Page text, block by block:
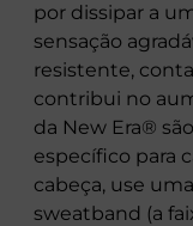
por dissipar a
sensação
resistente,
contribui no
da New Era®
específico para
cabeça, use
sweatband (a